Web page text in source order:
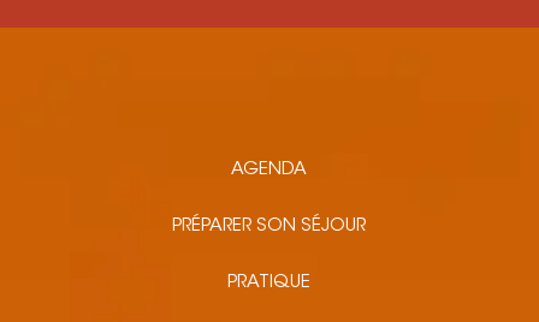
AGENDA
PRÉPARER SON SÉJOUR
PRATIQUE